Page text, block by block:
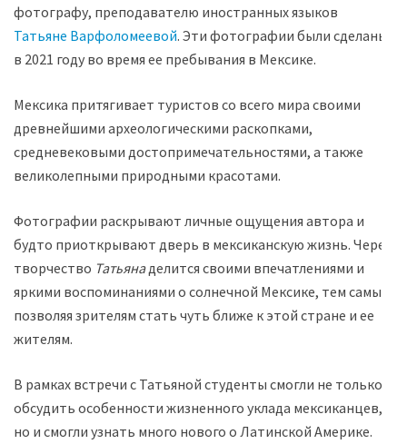
фотографу, преподавателю иностранных языков
Татьяне Варфоломеевой. Эти фотографии были сделаны
в 2021 году во время ее пребывания в Мексике.
Мексика притягивает туристов со всего мира своими
древнейшими археологическими раскопками,
средневековыми достопримечательностями, а также
великолепными природными красотами.
Фотографии раскрывают личные ощущения автора и
будто приоткрывают дверь в мексиканскую жизнь. Через
творчество Татьянаделится своими впечатлениями и
яркими воспоминаниями о солнечной Мексике, тем самым
позволяя зрителям стать чуть ближе к этой стране и ее
жителям.
В рамках встречи с Татьяной студенты смогли не только
обсудить особенности жизненного уклада мексиканцев,
но и смогли узнать много нового о Латинской Америке.